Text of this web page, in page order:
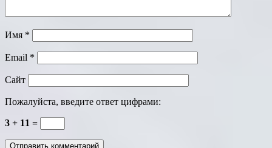
Имя *
Email *
Сайт
Пожалуйста, введите ответ цифрами:
3 + 11 =